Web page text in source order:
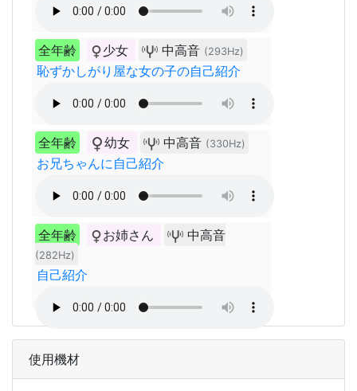
全年齢 少女 中高音 (293Hz)
恥ずかしがり屋な女の子の自己紹介
全年齢 幼女 中高音 (330Hz)
お兄ちゃんに自己紹介
全年齢 お姉さん 中高音
(282Hz)
自己紹介
使用機材